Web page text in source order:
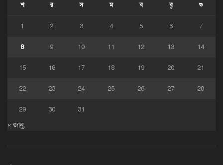
শ র স ম ব বৃ শু
1 2 3 4 5 6 7
8 9 10 11 12 13 14
15 16 17 18 19 20 21
22 23 24 25 26 27 28
29 30 31
« জানু.